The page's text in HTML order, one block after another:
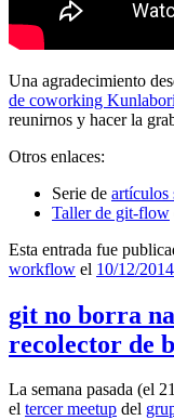
Una agradecimiento
de coworking Kunlabori
reunirnos y hacer la
Otros enlaces:
Serie de
Taller de git-flow
Esta entrada fue
workflow el 10/12/2014
git no borra
recolector de
La semana pasada (el
el tercer meetup del